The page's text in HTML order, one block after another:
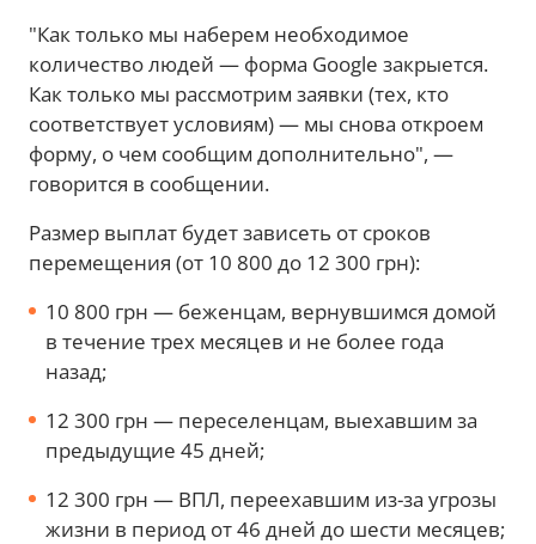
"Как только мы наберем необходимое
количество людей — форма Google закрыется.
Как только мы рассмотрим заявки (тех, кто
соответствует условиям) — мы снова откроем
форму, о чем сообщим дополнительно", —
говорится в сообщении.
Размер выплат будет зависеть от сроков
перемещения (от 10 800 до 12 300 грн):
10 800 грн — беженцам, вернувшимся домой
в течение трех месяцев и не более года
назад;
12 300 грн — переселенцам, выехавшим за
предыдущие 45 дней;
12 300 грн — ВПЛ, переехавшим из-за угрозы
жизни в период от 46 дней до шести месяцев;